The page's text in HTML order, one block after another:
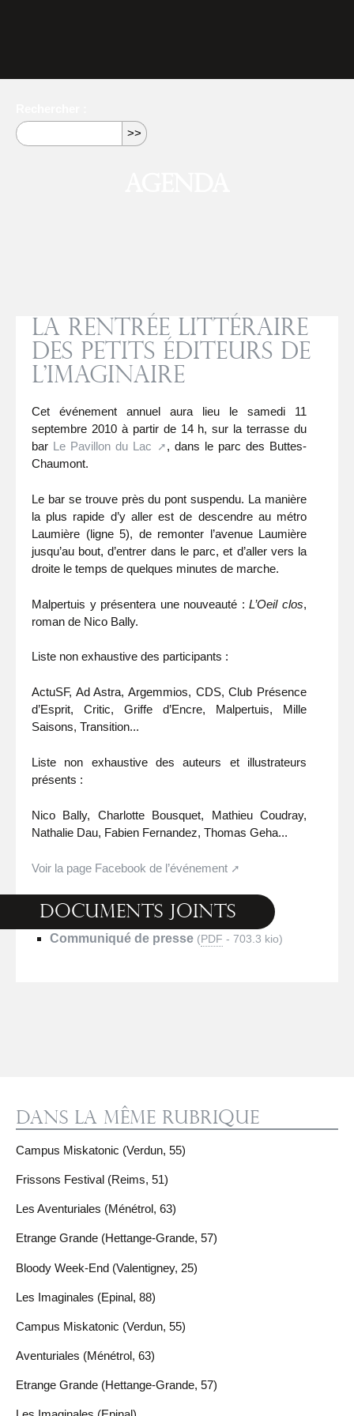
La rentrée littéraire
des petits éditeurs de
l’imaginaire
Cet événement annuel aura lieu le samedi 11
septembre 2010 à partir de 14 h, sur la terrasse du
bar Le Pavillon du Lac
, dans le parc des Buttes-
Chaumont.
Le bar se trouve près du pont suspendu. La manière
la plus rapide d’y aller est de descendre au métro
Laumière (ligne 5), de remonter l’avenue Laumière
jusqu’au bout, d’entrer dans le parc, et d’aller vers la
droite le temps de quelques minutes de marche.
Malpertuis y présentera une nouveauté :L’Oeil clos,
roman de Nico Bally.
Liste non exhaustive des participants :
ActuSF, Ad Astra, Argemmios, CDS, Club Présence
d’Esprit, Critic, Griffe d’Encre, Malpertuis, Mille
Saisons, Transition...
Liste non exhaustive des auteurs et illustrateurs
présents :
Nico Bally, Charlotte Bousquet, Mathieu Coudray,
Nathalie Dau, Fabien Fernandez, Thomas Geha...
Voir la page Facebook de l’événement
Documents joints
Communiqué de presse ( PDF - 703.3 kio)
Dans la même rubrique
Campus Miskatonic (Verdun, 55)
Frissons Festival (Reims, 51)
Les Aventuriales (Ménétrol, 63)
Etrange Grande (Hettange-Grande, 57)
Bloody Week-End (Valentigney, 25)
Les Imaginales (Epinal, 88)
Campus Miskatonic (Verdun, 55)
Aventuriales (Ménétrol, 63)
Etrange Grande (Hettange-Grande, 57)